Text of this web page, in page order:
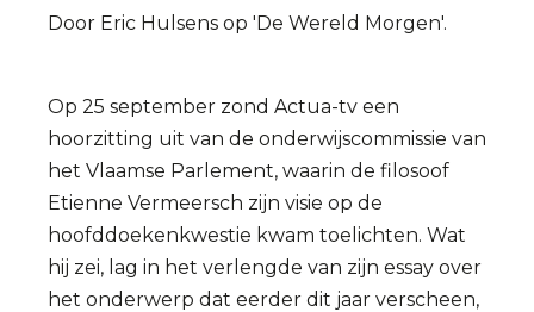
Door Eric Hulsens op 'De Wereld Morgen'.
Op 25 september zond Actua-tv een
hoorzitting uit van de onderwijscommissie van
het Vlaamse Parlement, waarin de filosoof
Etienne Vermeersch zijn visie op de
hoofddoekenkwestie kwam toelichten. Wat
hij zei, lag in het verlengde van zijn essay over
het onderwerp dat eerder dit jaar verscheen,